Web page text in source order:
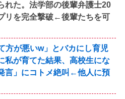
れた。法学部の後輩弁護士20
リを完全撃破←後輩たちを可
方が悪いw」とバカにし育児
私が育てた結果、高校生にな
言」にコトメ絶叫←他人に預